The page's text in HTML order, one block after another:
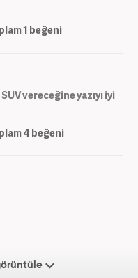
1 beğeni
vereceğine yazıyı iyi
4 beğeni